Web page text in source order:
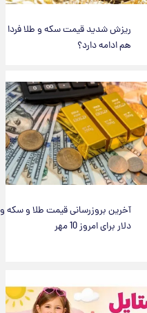
ریزش شدید قیمت سکه و طلا فردا
هم ادامه دارد؟
آخرین بروزرسانی قیمت طلا و سکه و
دلار برای امروز 10 مهر